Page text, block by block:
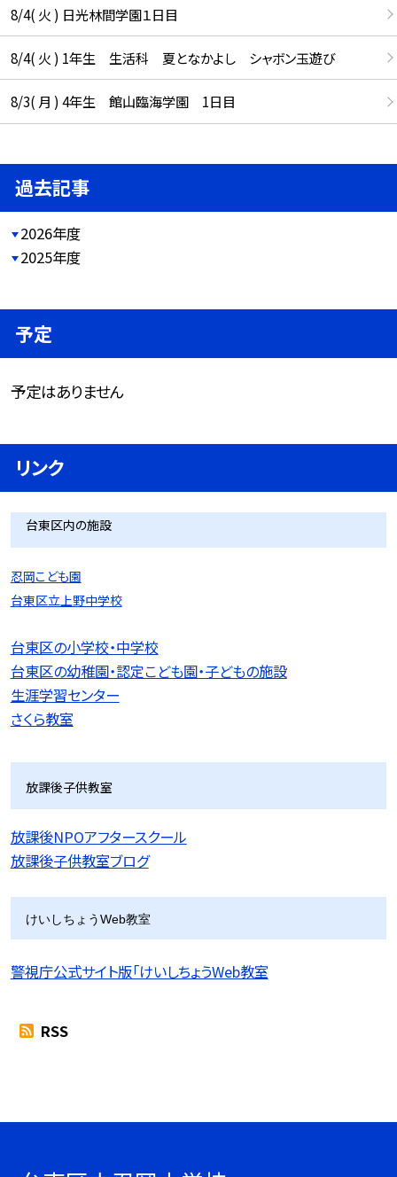
8/4( 火 ) 日光林間学園１日目
8/4( 火 ) 1年生 生活科 夏となかよし シャボン玉遊び
8/3( 月 ) 4年生 館山臨海学園 1日目
過去記事
2026年度
2025年度
予定
予定はありません
リンク
台東区内の施設
忍岡こども園
台東区立上野中学校
台東区の小学校・中学校
台東区の幼稚園・認定こども園・子どもの施設
生涯学習センター
さくら教室
放課後子供教室
放課後NPOアフタースクール
放課後子供教室ブログ
けいしちょうWeb教室
警視庁公式サイト版「けいしちょうWeb教室
RSS